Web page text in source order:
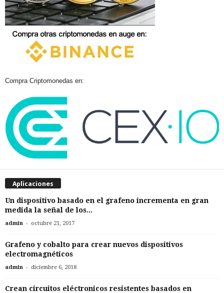
Compra Criptomonedas en:
Aplicaciones
Un dispositivo basado en el grafeno incrementa en gran
medida la señal de los...
admin - octubre 21, 2017
Grafeno y cobalto para crear nuevos dispositivos
electromagnéticos
admin - diciembre 6, 2018
Crean circuitos eléctronicos resistentes basados en